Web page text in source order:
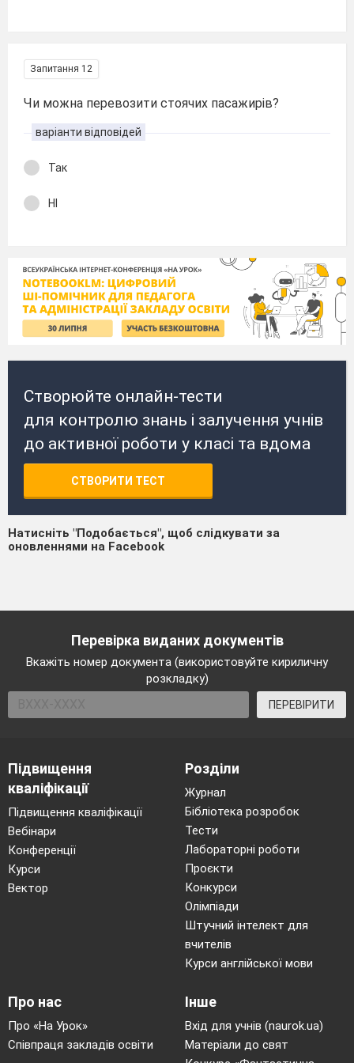
Запитання 12
Чи можна перевозити стоячих пасажирів?
варіанти відповідей
Так
НІ
Створюйте онлайн-тести
для контролю знань і залучення учнів
до активної роботи у класі та вдома
СТВОРИТИ ТЕСТ
Натисніть "Подобається", щоб слідкувати за
оновленнями на Facebook
Перевірка виданих документів
Вкажіть номер документа (використовуйте кириличну
розкладку)
ПЕРЕВІРИТИ
Підвищення
кваліфікації
Підвищення кваліфікації
Вебінари
Конференції
Курси
Вектор
Розділи
Журнал
Бібліотека розробок
Тести
Лабораторні роботи
Проєкти
Конкурси
Олімпіади
Штучний інтелект для
вчителів
Курси англійської мови
Про нас
Про «На Урок»
Співпраця закладів освіти
Інше
Вхід для учнів (naurok.ua)
Матеріали до свят